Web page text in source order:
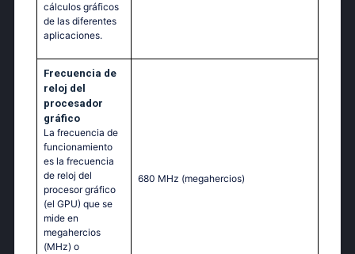
cálculos gráficos
de las diferentes
aplicaciones.
Frecuencia de
reloj del
procesador
gráfico
La frecuencia de
funcionamiento
es la frecuencia
de reloj del
procesor gráfico
(el GPU) que se
mide en
megahercios
(MHz) o
680 MHz (megahercios)